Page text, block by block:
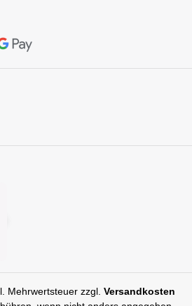
Mehrwertsteuer zzgl. Versandkosten